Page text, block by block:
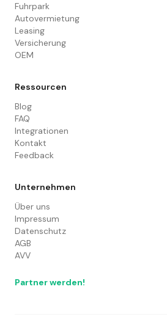
Fuhrpark
Autovermietung
Leasing
Versicherung
OEM
Ressourcen
Blog
FAQ
Integrationen
Kontakt
Feedback
Unternehmen
Über uns
Impressum
Datenschutz
AGB
AVV
Partner werden!